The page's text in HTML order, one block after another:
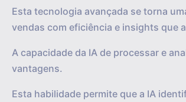
Esta tecnologia avançada se torna
vendas com eficiência e insights que
A capacidade da IA de processar e
vantagens.
Esta habilidade permite que a IA